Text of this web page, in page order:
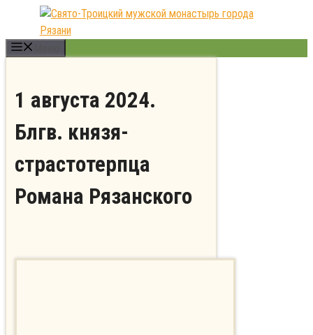
Перейти
содержимому
1 августа 2024.
Блгв. князя-
страстотерпца
Романа Рязанского